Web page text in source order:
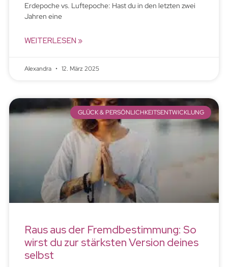
Erdepoche vs. Luftepoche: Hast du in den letzten zwei
Jahren eine
WEITERLESEN »
Alexandra 12. März 2025
GLÜCK & PERSÖNLICHKEITSENTWICKLUNG
Raus aus der Fremdbestimmung: So
wirst du zur stärksten Version deines
selbst